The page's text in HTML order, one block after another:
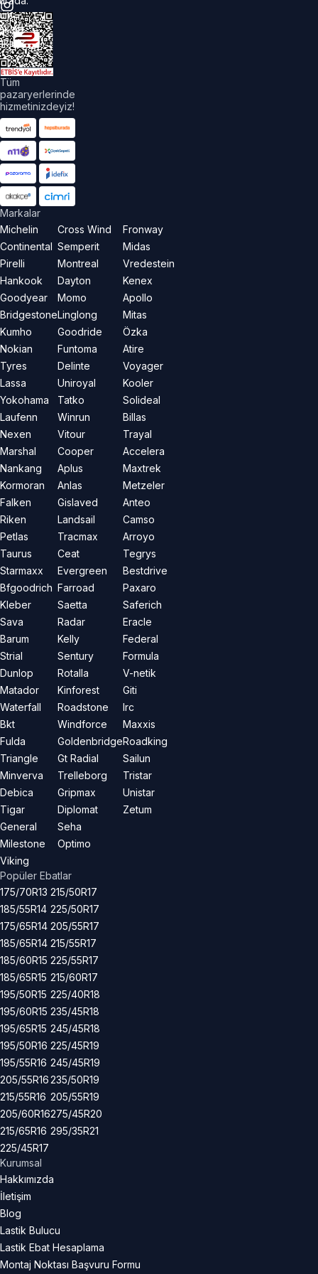
Tüm
pazaryerlerinde
hizmetinizdeyiz!
Markalar
Michelin
Continental
Pirelli
Hankook
Goodyear
Bridgestone
Kumho
Nokian
Tyres
Lassa
Yokohama
Laufenn
Nexen
Marshal
Nankang
Kormoran
Falken
Riken
Petlas
Taurus
Starmaxx
Bfgoodrich
Kleber
Sava
Barum
Strial
Dunlop
Matador
Waterfall
Bkt
Fulda
Triangle
Minverva
Debica
Tigar
General
Milestone
Viking
Cross Wind
Semperit
Montreal
Dayton
Momo
Linglong
Goodride
Funtoma
Delinte
Uniroyal
Tatko
Winrun
Vitour
Cooper
Aplus
Anlas
Gislaved
Landsail
Tracmax
Ceat
Evergreen
Farroad
Saetta
Radar
Kelly
Sentury
Rotalla
Kinforest
Roadstone
Windforce
Goldenbridge
Gt Radial
Trelleborg
Gripmax
Diplomat
Seha
Optimo
Fronway
Midas
Vredestein
Kenex
Apollo
Mitas
Özka
Atire
Voyager
Kooler
Solideal
Billas
Trayal
Accelera
Maxtrek
Metzeler
Anteo
Camso
Arroyo
Tegrys
Bestdrive
Paxaro
Saferich
Eracle
Federal
Formula
V-netik
Giti
Irc
Maxxis
Roadking
Sailun
Tristar
Unistar
Zetum
Popüler Ebatlar
175/70R13
185/55R14
175/65R14
185/65R14
185/60R15
185/65R15
195/50R15
195/60R15
195/65R15
195/50R16
195/55R16
205/55R16
215/55R16
205/60R16
215/65R16
225/45R17
215/50R17
225/50R17
205/55R17
215/55R17
225/55R17
215/60R17
225/40R18
235/45R18
245/45R18
225/45R19
245/45R19
235/50R19
205/55R19
275/45R20
295/35R21
Kurumsal
Hakkımızda
İletişim
Blog
Lastik Bulucu
Lastik Ebat Hesaplama
Montaj Noktası Başvuru Formu